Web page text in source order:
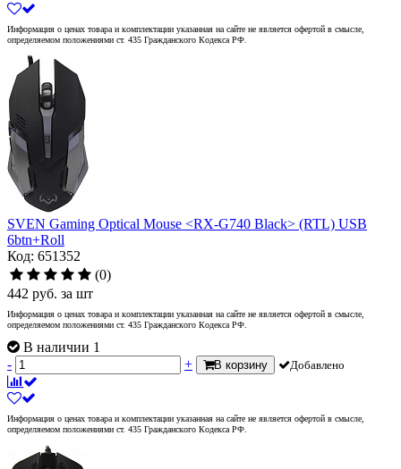
Информация о ценах товара и комплектации указанная на сайте не является офертой в смысле,
определяемом положениями ст. 435 Гражданского Кодекса РФ.
SVEN Gaming Optical Mouse <RX-G740 Black> (RTL) USB
6btn+Roll
Код: 651352
(0)
442 руб. за шт
Информация о ценах товара и комплектации указанная на сайте не является офертой в смысле,
определяемом положениями ст. 435 Гражданского Кодекса РФ.
В наличии 1
-
+ В корзину Добавлено
Информация о ценах товара и комплектации указанная на сайте не является офертой в смысле,
определяемом положениями ст. 435 Гражданского Кодекса РФ.